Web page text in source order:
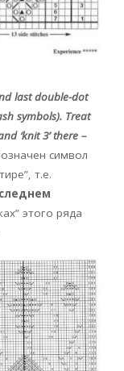
last double-dot
symbols). Treat
‘knit 3’ there –
символ
т.е.
этого ряда